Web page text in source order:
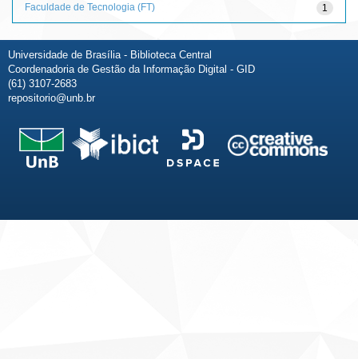
1
Faculdade de Tecnologia (FT)
Universidade de Brasília - Biblioteca Central
Coordenadoria de Gestão da Informação Digital - GID
(61) 3107-2683
repositorio@unb.br